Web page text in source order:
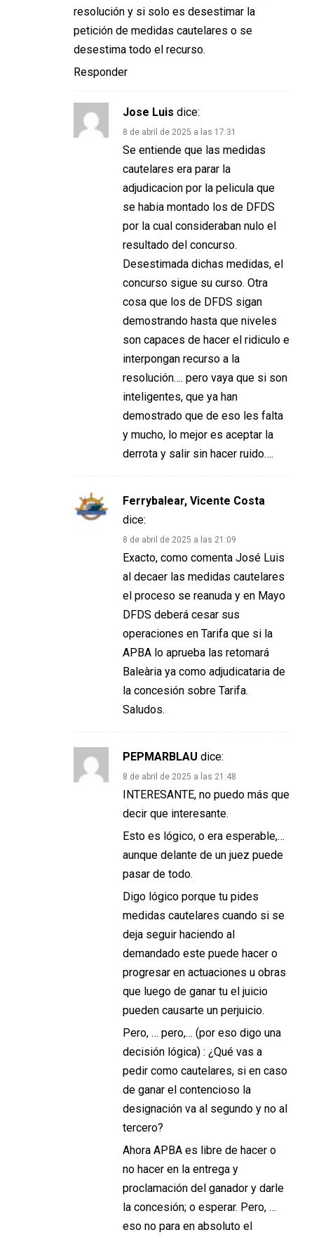
resolución y si solo es desestimar la
petición de medidas cautelares o se
desestima todo el recurso.
Responder
Jose Luis dice:
8 de abril de 2025 a las 17:31
Se entiende que las medidas
cautelares era parar la
adjudicacion por la pelicula que
se habia montado los de DFDS
por la cual consideraban nulo el
resultado del concurso.
Desestimada dichas medidas, el
concurso sigue su curso. Otra
cosa que los de DFDS sigan
demostrando hasta que niveles
son capaces de hacer el ridiculo e
interpongan recurso a la
resolución…. pero vaya que si son
inteligentes, que ya han
demostrado que de eso les falta
y mucho, lo mejor es aceptar la
derrota y salir sin hacer ruido….
Ferrybalear, Vicente Costa
dice:
8 de abril de 2025 a las 21:09
Exacto, como comenta José Luis
al decaer las medidas cautelares
el proceso se reanuda y en Mayo
DFDS deberá cesar sus
operaciones en Tarifa que si la
APBA lo aprueba las retomará
Baleària ya como adjudicataria de
la concesión sobre Tarifa.
Saludos.
PEPMARBLAU dice:
8 de abril de 2025 a las 21:48
INTERESANTE, no puedo más que
decir que interesante.
Esto es lógico, o era esperable,…
aunque delante de un juez puede
pasar de todo.
Digo lógico porque tu pides
medidas cautelares cuando si se
deja seguir haciendo al
demandado este puede hacer o
progresar en actuaciones u obras
que luego de ganar tu el juicio
pueden causarte un perjuicio.
Pero, … pero,… (por eso digo una
decisión lógica) : ¿Qué vas a
pedir como cautelares, si en caso
de ganar el contencioso la
designación va al segundo y no al
tercero?
Ahora APBA es libre de hacer o
no hacer en la entrega y
proclamación del ganador y darle
la concesión; o esperar. Pero, …
eso no para en absoluto el